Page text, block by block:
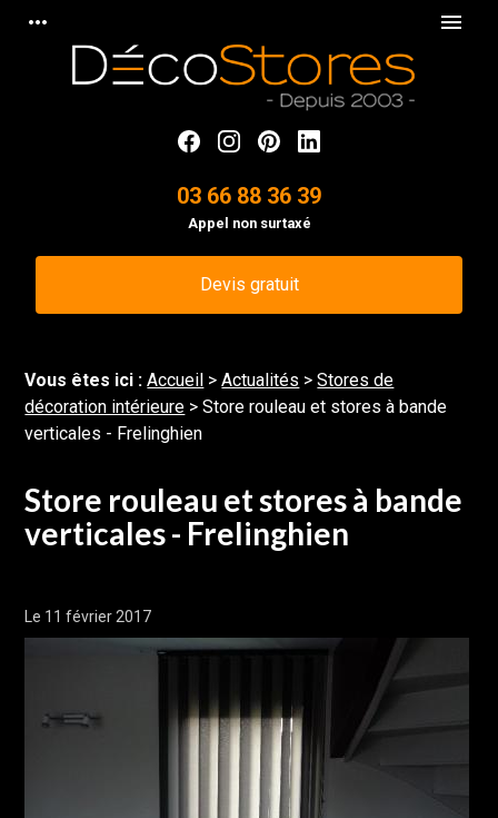
more_horiz menu
03 66 88 36 39
Appel non surtaxé
Devis gratuit
Vous êtes ici : Accueil >Actualités >Stores de
décoration intérieure > Store rouleau et stores à bande
verticales - Frelinghien
Store rouleau et stores à bande
verticales - Frelinghien
Le 11 février 2017